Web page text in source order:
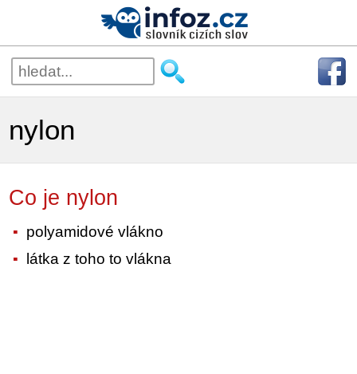
nylon
Co je nylon
polyamidové vlákno
látka z toho to vlákna